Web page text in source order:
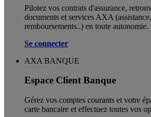
Pilotez vos contrats d'assurance,
documents et services AXA
remboursements..) en toute autonomie. ​
Se connecter
AXA BANQUE
Espace Client Banque
Gérez vos comptes courants et votre
carte bancaire et effectuez toutes vos